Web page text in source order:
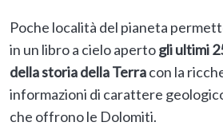
Poche località del pianeta
in un libro a cielo apertogli ultimi
della storia della Terracon la
informazioni di carattere
che offrono le Dolomiti.